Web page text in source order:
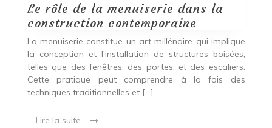
Le rôle de la menuiserie dans la
construction contemporaine
La menuiserie constitue un art millénaire qui implique
la conception et l’installation de structures boisées,
telles que des fenêtres, des portes, et des escaliers.
Cette pratique peut comprendre à la fois des
techniques traditionnelles et […]
Lire la suite